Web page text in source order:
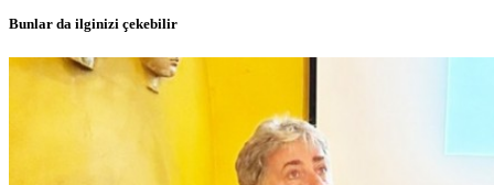
Bunlar da ilginizi çekebilir